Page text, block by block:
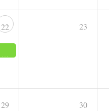
22 23
29 30